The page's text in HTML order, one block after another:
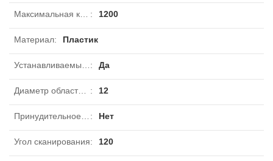
: 1200
Материал: Пластик
: Да
Диаметр области обнаружения на полу : 12
: Нет
Угол сканирования: 120